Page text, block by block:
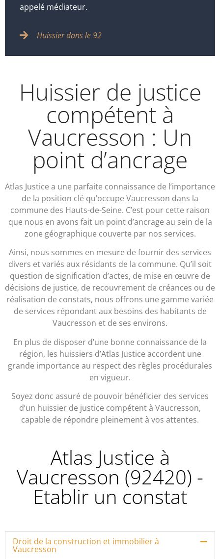
appelé médiateur.
Huissier dans le 92
Huissier de justice
compétent à
Vaucresson : Un
point d’ancrage
Atlas Justice a une parfaite connaissance de l’importance
de la position clé qu’occupe Vaucresson dans la
commune des Hauts-de-Seine. C’est pour cette raison
que nous en avons fait un point d’ancrage au sein de la
zone géographique couverte par nos services.
Ainsi, nous sommes en mesure de fournir des services
divers et variés aux résidants de la commune. Qu’il soit
question de signification d’actes, de mise en œuvre de
décisions de justice, de recouvrement de créances ou de
réalisation de constats, nous offrons une gamme variée
de services répondant aux besoins des habitants de
Vaucresson et de ses environs.
En plus de disposer d’une bonne connaissance de la
région, les huissiers d’Atlas Justice accordent une
grande importance au respect des règles procédurales
en vigueur.
Soyez donc assuré de pouvoir bénéficier des services
d’un huissier de justice compétent à Vaucresson,
capable de répondre pleinement à vos attentes.
Atlas Justice à
Vaucresson (92420) -
Etablir un constat
Droit de la construction et immobilier à
Vaucresson